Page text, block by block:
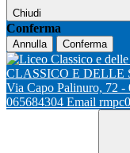
Chiudi
Conferma
Annulla Conferma
CLASSICO E DELLE
Via Capo Palinuro, 72
065684304 Email